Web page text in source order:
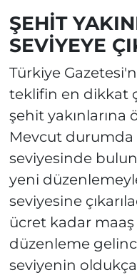
ŞEHİT
SEVİYEYE
Türkiye
teklifin en dikkat
şehit yakınlarına
Mevcut durumda
seviyesinde
yeni
seviyesine
ücret kadar maaş
düzenleme
seviyenin oldukça